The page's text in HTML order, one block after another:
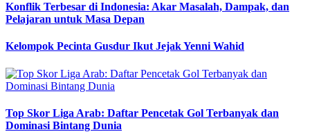
Konflik Terbesar di Indonesia: Akar Masalah, Dampak, dan
Pelajaran untuk Masa Depan
Kelompok Pecinta Gusdur Ikut Jejak Yenni Wahid
Top Skor Liga Arab: Daftar Pencetak Gol Terbanyak dan
Dominasi Bintang Dunia